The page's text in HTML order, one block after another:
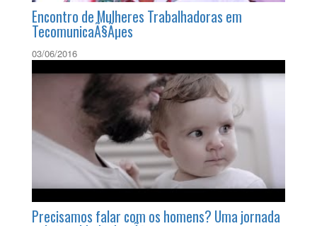
Encontro de Mulheres Trabalhadoras em
TecomunicaÃ§Ãµes
03/06/2016